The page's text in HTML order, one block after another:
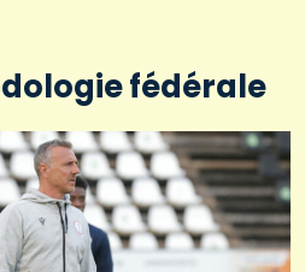
fédérale